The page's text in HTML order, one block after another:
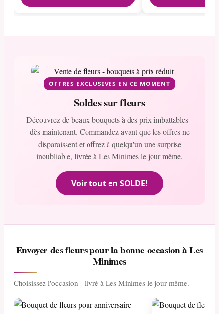
OFFRES EXCLUSIVES EN CE MOMENT
Soldes sur fleurs
Découvrez de beaux bouquets à des prix imbattables -
dès maintenant. Commandez avant que les offres ne
disparaissent et offrez à quelqu'un une surprise
inoubliable, livrée à Les Minimes le jour même.
Voir tout en SOLDE!
Envoyer des fleurs pour la bonne occasion à Les
Minimes
Choisissez l'occasion - livré à Les Minimes le jour même.